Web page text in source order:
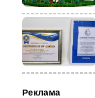
Реклама